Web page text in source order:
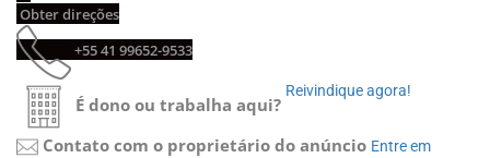
Obter direções
+55 41 99652-9533
É dono ou trabalha aqui?
Reivindique agora!
Contato com o proprietário do anúncio Entre em